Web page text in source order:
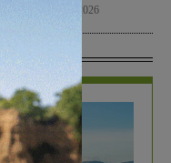
6 Agosto 2026